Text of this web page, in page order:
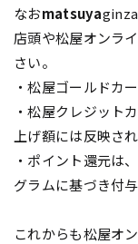
なおmatsuyaginza
店頭や松屋オンラ
さい。
・松屋ゴールドカ
・松屋クレジット
上げ額には反映さ
・ポイント還元は、
グラムに基づき付
これからも松屋オ